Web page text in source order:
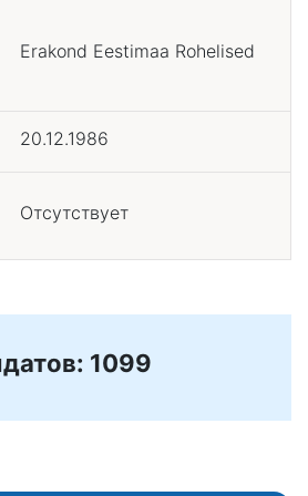
Erakond Eestimaa Rohelised
20.12.1986
Отсутствует
1099